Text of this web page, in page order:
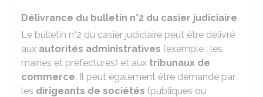
Délivrance du bulletin n°2 du casier judiciaire
Le bulletin n°2 du casier judiciaire peut être délivré
aux autorités administratives (exemple : les
mairies et préfectures) et aux tribunaux de
commerce. Il peut également être demandé par
les dirigeants de sociétés (publiques ou